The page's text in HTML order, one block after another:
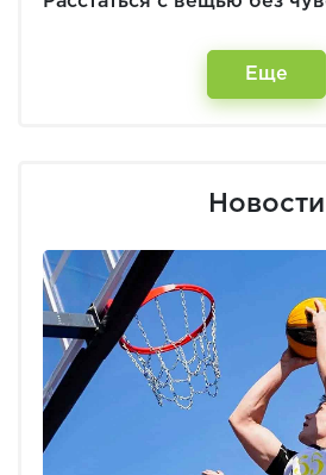
Еще
Новости